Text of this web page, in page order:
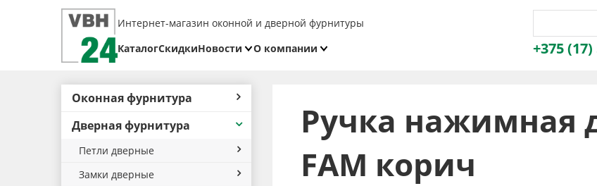
Интернет-магазин оконной и дверной фурнитуры
КаталогСкидкиНовости
О компании
Возврат
+375 (17)
Оконная фурнитура
Дверная фурнитура
Петли дверные
Замки дверные
Ручка нажимная
FAM корич